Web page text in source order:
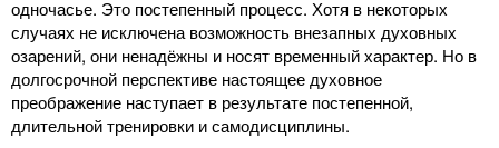
одночасье. Это постепенный процесс. Хотя в некоторых
случаях не исключена возможность внезапных духовных
озарений, они ненадёжны и носят временный характер. Но в
долгосрочной перспективе настоящее духовное
преображение наступает в результате постепенной,
длительной тренировки и самодисциплины.